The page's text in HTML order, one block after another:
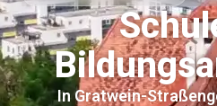
In Gratwein-